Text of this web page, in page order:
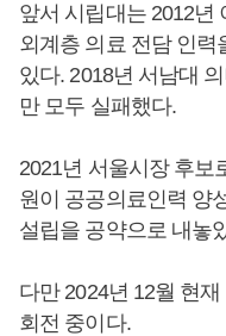
앞서 시립대는 2012년
외계층 의료 전담 인력
있다. 2018년 서남대
만 모두 실패했다.
2021년 서울시장 후보
원이 공공의료인력 양
설립을 공약으로 내놓
다만 2024년 12월 현
회전 중이다.